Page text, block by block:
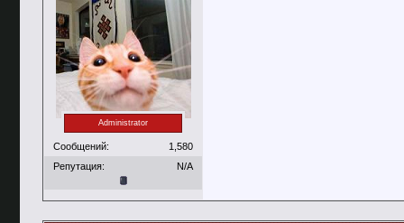
Administrator
Сообщений:
1,580
Репутация:
N/A